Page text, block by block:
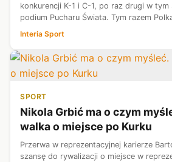
konkurencji K-1 i C-1, po raz drugi w tym
podium Pucharu Świata. Tym razem
historii. W c...
Interia Sport
SPORT
Nikola Grbić ma o czym
walka o miejsce po Kurku
Przerwa w reprezentacyjnej karierze
szansę do rywalizacji o miejsce w